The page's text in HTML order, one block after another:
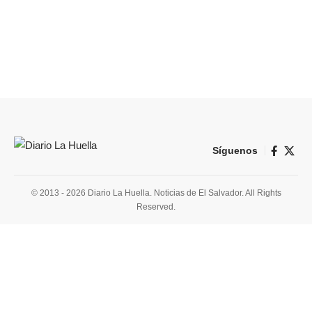
Síguenos
© 2013 - 2026 Diario La Huella. Noticias de El Salvador. All Rights
Reserved.